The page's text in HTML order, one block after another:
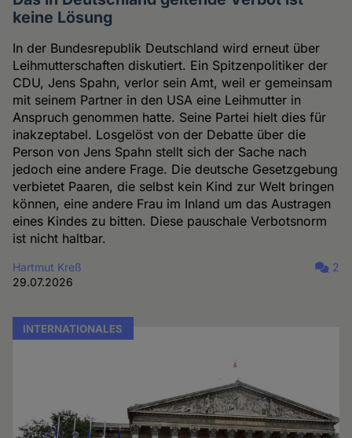
keine Lösung
In der Bundesrepublik Deutschland wird erneut über
Leihmutterschaften diskutiert. Ein Spitzenpolitiker der
CDU, Jens Spahn, verlor sein Amt, weil er gemeinsam
mit seinem Partner in den USA eine Leihmutter in
Anspruch genommen hatte. Seine Partei hielt dies für
inakzeptabel. Losgelöst von der Debatte über die
Person von Jens Spahn stellt sich der Sache nach
jedoch eine andere Frage. Die deutsche Gesetzgebung
verbietet Paaren, die selbst kein Kind zur Welt bringen
können, eine andere Frau im Inland um das Austragen
eines Kindes zu bitten. Diese pauschale Verbotsnorm
ist nicht haltbar.
Hartmut Kreß
29.07.2026
2
INTERNATIONALES